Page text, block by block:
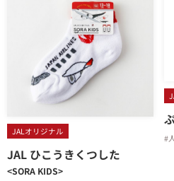
JALオリジナル
JAL ひこうきくつした
<SORA KIDS>
#